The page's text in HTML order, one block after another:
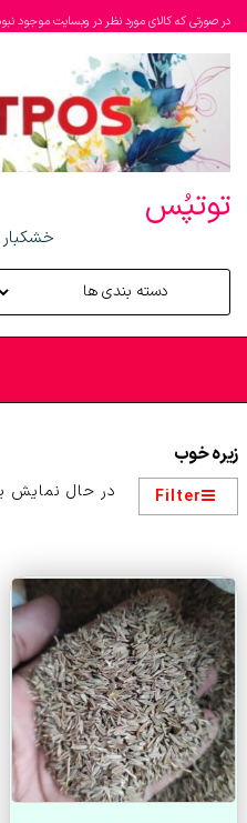
در صورتی که کالای مورد نظر در وبسایت موجود
توتپُس
زیره خوب
Filter در حال نمایش